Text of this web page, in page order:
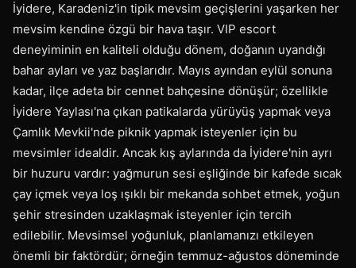
İyidere, Karadeniz'in tipik mevsim geçişlerini yaşarken her
mevsim kendine özgü bir hava taşır. VIP escort
deneyiminin en kaliteli olduğu dönem, doğanın uyandığı
bahar ayları ve yaz başlarıdır. Mayıs ayından eylül sonuna
kadar, ilçe adeta bir cennet bahçesine dönüşür; özellikle
İyidere Yaylası'na çıkan patikalarda yürüyüş yapmak veya
Çamlık Mevkii'nde piknik yapmak isteyenler için bu
mevsimler idealdir. Ancak kış aylarında da İyidere'nin ayrı
bir huzuru vardır: yağmurun sesi eşliğinde bir kafede sıcak
çay içmek veya loş ışıklı bir mekanda sohbet etmek, yoğun
şehir stresinden uzaklaşmak isteyenler için tercih
edilebilir. Mevsimsel yoğunluk, planlamanızı etkileyen
önemli bir faktördür; örneğin temmuz-ağustos döneminde